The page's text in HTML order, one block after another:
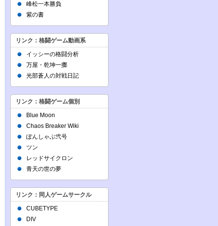
峰松一本勝負
紫の書
リンク：格闘ゲーム動画系
イッシーの格闘分析
万屋・乾坤一擲
光部蒼人の対戦日記
リンク：格闘ゲーム個別
Blue Moon
Chaos Breaker Wiki
ぽんしゃぶ弐号
ツン
レッドサイクロン
青天の世の夢
リンク：同人ゲームサークル
CUBETYPE
DIV